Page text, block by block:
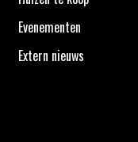
Evenementen
Extern nieuws